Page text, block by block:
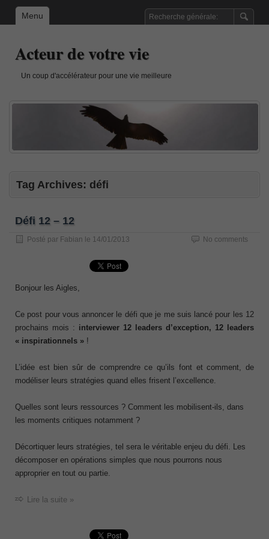
Menu
Acteur de votre vie
Un coup d'accélérateur pour une vie meilleure
Tag Archives: défi
Défi 12 – 12
Posté par Fabian le 14/01/2013 No comments
Bonjour les Aigles,
Ce post pour vous annoncer le défi que je me suis lancé pour les 12
prochains mois : interviewer 12 leaders d’exception, 12 leaders
« inspirationnels » !
L’idée est bien sûr de comprendre ce qu’ils font et comment, de
modéliser leurs stratégies quand elles frisent l’excellence.
Quelles sont leurs ressources ? Comment les mobilisent-ils, dans
les moments critiques notamment ?
Décortiquer leurs stratégies, tel sera le véritable enjeu du défi. Les
décomposer en opérations simples que nous pourrons nous
approprier en tout ou partie.
Lire la suite »